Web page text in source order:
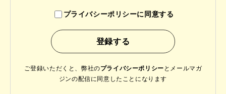
プライバシーポリシーに同意する
ご登録いただくと、弊社のプライバシーポリシー と メールマガ
ジンの配信に同意したことになります